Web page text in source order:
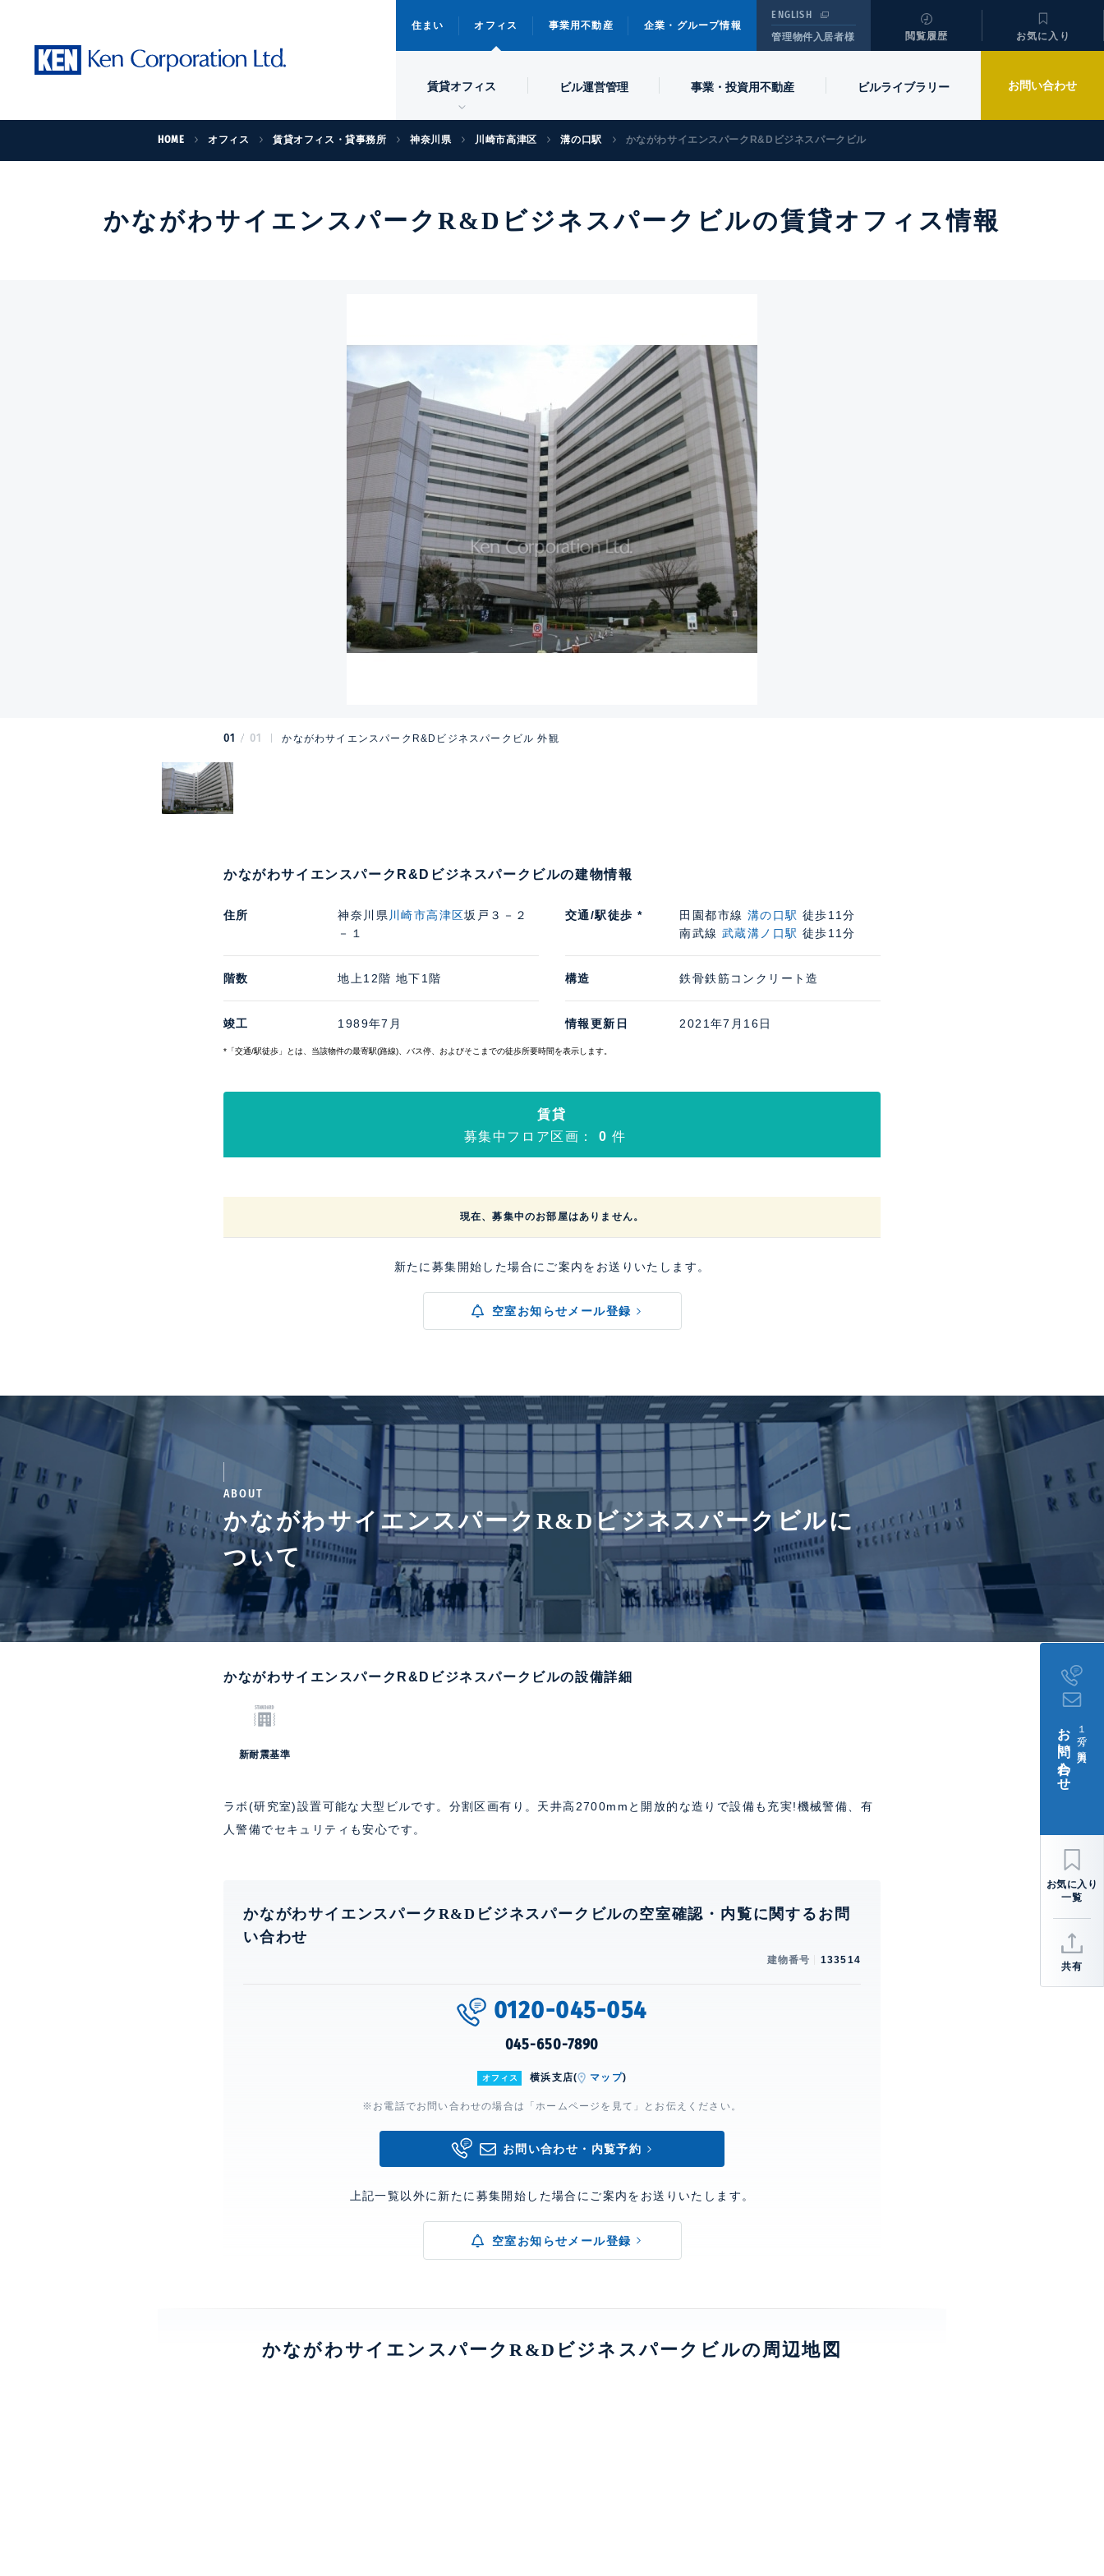
住まい オフィス 事業用不動産 企業・グループ情報
ENGLISH
管理物件入居者様
閲覧履歴 お気に入り
賃貸オフィス ビル運営管理 事業・投資用不動産 ビルライブラリー お問い合わせ
HOME オフィス 賃貸オフィス・貸事務所 神奈川県 川崎市高津区 溝の口駅 かながわサイエンスパークR&Dビジネスパークビル
かながわサイエンスパークR&Dビジネスパークビルの賃貸オフィス情報
01 01 かながわサイエンスパークR&Dビジネスパークビル 外観
かながわサイエンスパークR&Dビジネスパークビルの建物情報
住所 神奈川県 川崎市高津区坂戸３－２
－１
交通/駅徒歩 * 田園都市線 溝の口駅 徒歩11分
南武線武蔵溝ノ口駅 徒歩11分
階数 地上12階 地下1階 構造 鉄骨鉄筋コンクリート造
竣工 1989年7月 情報更新日 2021年7月16日
*「交通/駅徒歩」とは、当該物件の最寄駅(路線)、バス停、およびそこまでの徒歩所要時間を表示します。
賃貸
募集中フロア区画： 0 件
現在、募集中のお部屋はありません。
新たに募集開始した場合にご案内をお送りいたします。
空室お知らせメール登録
ABOUT
かながわサイエンスパークR&Dビジネスパークビルに
ついて
かながわサイエンスパークR&Dビジネスパークビルの設備詳細
新耐震基準
ラボ(研究室)設置可能な大型ビルです。分割区画有り。天井高2700mmと開放的な造りで設備も充実!機械警備、有
人警備でセキュリティも安心です。
かながわサイエンスパークR&Dビジネスパークビルの空室確認・内覧に関するお問
い合わせ
建物番号 133514
0120-045-054
045-650-7890
オフィス 横浜支店( マップ)
※お電話でお問い合わせの場合は「ホームページを見て」とお伝えください。
お問い合わせ・内覧予約
上記一覧以外に新たに募集開始した場合にご案内をお送りいたします。
空室お知らせメール登録
かながわサイエンスパークR&Dビジネスパークビルの周辺地図
１分で簡単入力
お問い合わせ
共有